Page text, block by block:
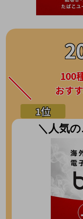
100
おす
＼人気